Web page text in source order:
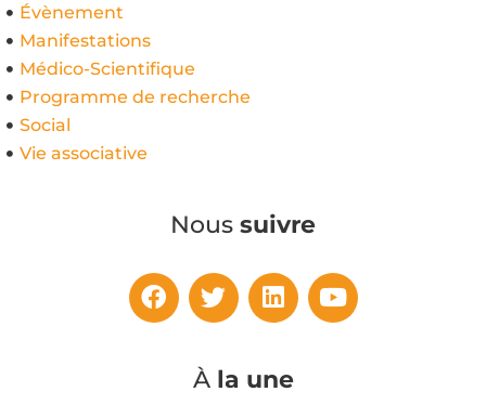
Évènement
Manifestations
Médico-Scientifique
Programme de recherche
Social
Vie associative
Nous suivre
À la une